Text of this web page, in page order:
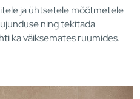
ja ühtsetele mõõtmetele
ning tekitada
ka väiksemates ruumides.